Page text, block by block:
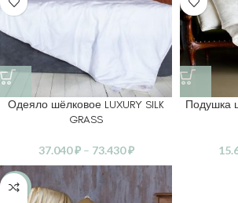
Одеяло шёлковое LUXURY SILK
GRASS
37.040₽ – 73.430₽
Подушка
-30%